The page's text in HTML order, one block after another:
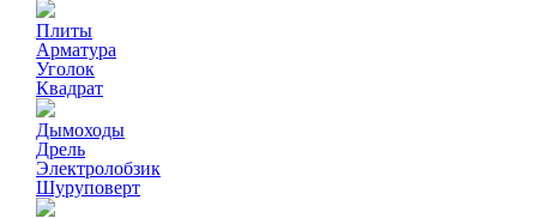
Плиты
Арматура
Уголок
Квадрат
Дымоходы
Дрель
Электролобзик
Шуруповерт